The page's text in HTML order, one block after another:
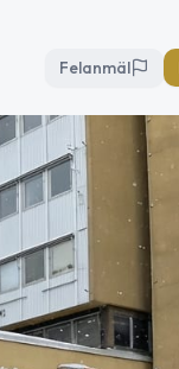
Felanmäl